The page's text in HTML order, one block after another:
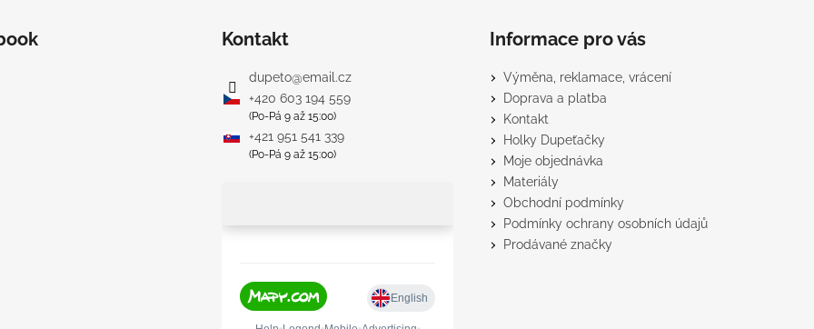
Kontakt
dupeto@email.cz
+420 603 194 559
(Po-Pá 9 až 15:00)
+421 951 541 339
(Po-Pá 9 až 15:00)
Informace pro vás
Výměna, reklamace, vrácení
Doprava a platba
Kontakt
Holky Dupeťačky
Moje objednávka
Materiály
Obchodní podmínky
Podmínky ochrany osobních údajů
Prodávané značky